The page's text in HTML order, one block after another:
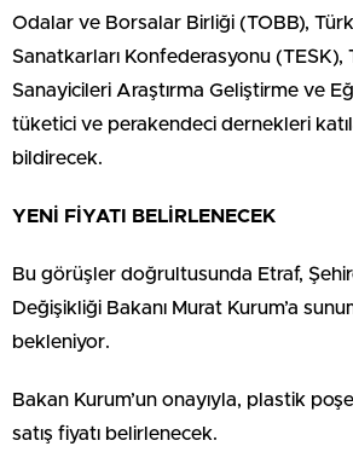
Odalar ve Borsalar Birliği (TOBB),
Sanatkarları Konfederasyonu (TESK),
Sanayicileri Araştırma Geliştirme ve
tüketici ve perakendeci dernekleri
bildirecek.
YENİ FİYATI BELİRLENECEK
Bu görüşler doğrultusunda Etraf,
Değişikliği Bakanı Murat Kurum’a
bekleniyor.
Bakan Kurum’un onayıyla, plastik
satış fiyatı belirlenecek.